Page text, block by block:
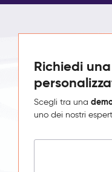
Richiedi
Scegli tra una
uno dei nostri